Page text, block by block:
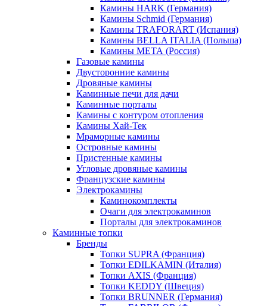
Камины HARK (Германия)
Камины Schmid (Германия)
Камины TRAFORART (Испания)
Камины BELLA ITALIA (Польша)
Камины МЕТА (Россия)
Газовые камины
Двусторонние камины
Дровяные камины
Каминные печи для дачи
Каминные порталы
Камины с контуром отопления
Камины Хай-Тек
Мраморные камины
Островные камины
Пристенные камины
Угловые дровяные камины
Французские камины
Электрокамины
Каминокомплекты
Очаги для электрокаминов
Порталы для электрокаминов
Каминные топки
Бренды
Топки SUPRA (Франция)
Топки EDILKAMIN (Италия)
Топки AXIS (Франция)
Топки KEDDY (Швеция)
Топки BRUNNER (Германия)